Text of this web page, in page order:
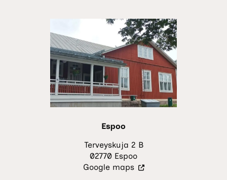
Espoo
Terveyskuja 2 B
02770 Espoo
Google maps(Vieraile